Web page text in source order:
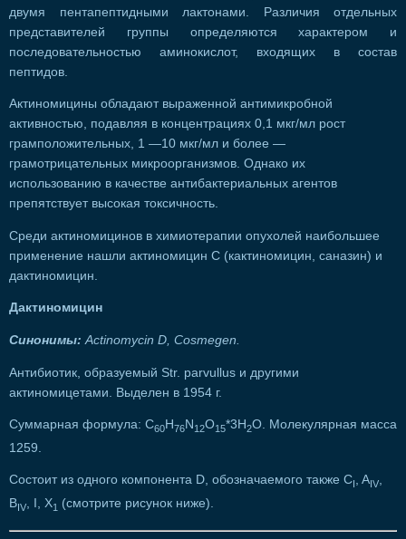
двумя пентапептидными лактонами. Различия отдельных
представителей группы определяются характером и
последовательностью аминокислот, входящих в состав
пептидов.
Актиномицины обладают выраженной антимикробной
активностью, подавляя в концентрациях 0,1 мкг/мл рост
грамположительных, 1 —10 мкг/мл и более —
грамотрицательных микроорганизмов. Однако их
использованию в качестве антибактериальных агентов
препятствует высокая токсичность.
Среди актиномицинов в химиотерапии опухолей наибольшее
применение нашли актиномицин С (кактиномицин, саназин) и
дактиномицин.
Дактиномицин
Синонимы: Actinomycin D, Cosmegen.
Антибиотик, образуемый Str. parvullus и другими
актиномицетами. Выделен в 1954 г.
Суммарная формула: C60H76N 12О15*3H2О. Молекулярная масса
1259.
Состоит из одного компонента D, обозначаемого также СI, AIV,
ВIV, I, X1 (смотрите рисунок ниже).